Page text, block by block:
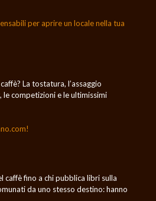
per aprire un locale nella tua
La tostatura, l’assaggio
le competizioni e le ultimissimi
caffè fino a chi pubblica libri sulla
da uno stesso destino: hanno